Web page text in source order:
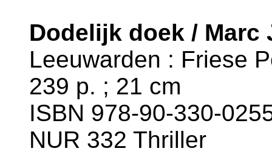
Dodelijk doek / Marc
Leeuwarden : Friese
239 p. ; 21 cm
ISBN 978-90-330-
NUR 332 Thriller